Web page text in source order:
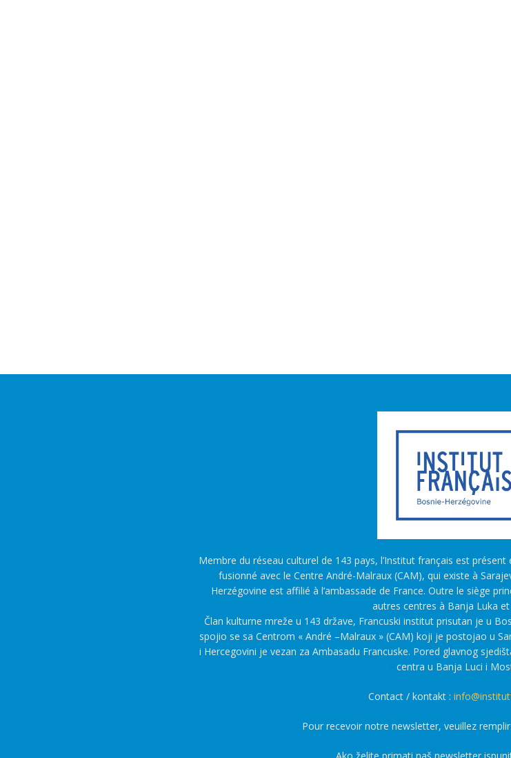
Membre du réseau culturel de 143 pays, l’Institut français est
fusionné avec le Centre André-Malraux (CAM), qui existe à
Herzégovine est affilié à l’ambassade de France. Outre le siège
autres centres à Banja Luka
Član kulturne mreže u 143 države, Francuski institut prisutan je u
spojio se sa Centrom « André –Malraux » (CAM) koji je postojao u
i Hercegovini je vezan za Ambasadu Francuske. Pored glavnog
centra u Banja Luci i
Contact / kontakt :
Pour recevoir notre newsletter, veuillez
Ako želite primati naš newsletter